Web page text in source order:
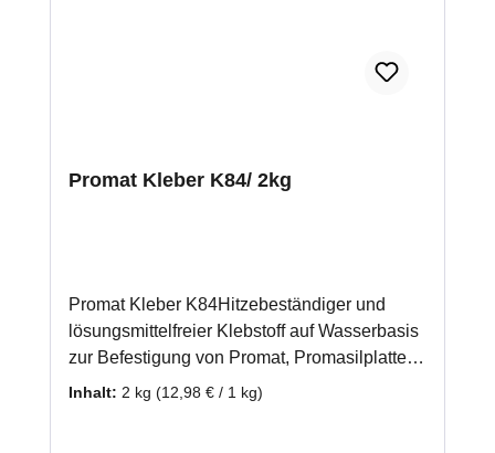
Promat Kleber K84/ 2kg
Promat Kleber K84Hitzebeständiger und
lösungsmittelfreier Klebstoff auf Wasserbasis
zur Befestigung von Promat, Promasilplatten
und Wärmedämmplatten. Auch zur
Inhalt: 2 kg (12,98 € / 1 kg)